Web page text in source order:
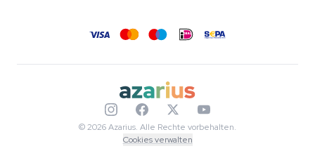
© 2026 Azarius. Alle Rechte vorbehalten.
Cookies verwalten